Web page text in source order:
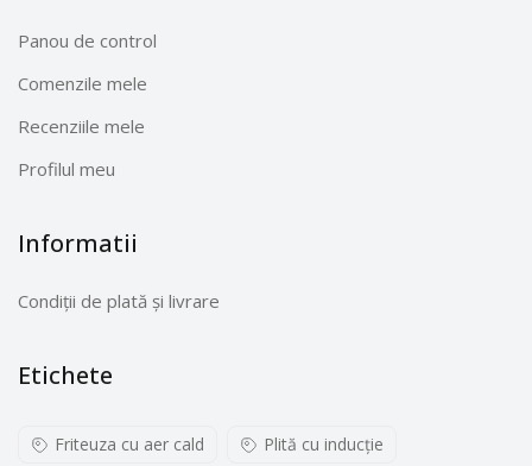
Panou de control
Comenzile mele
Recenziile mele
Profilul meu
Informatii
Condiții de plată și livrare
Etichete
Friteuza cu aer cald Plită cu inducţie